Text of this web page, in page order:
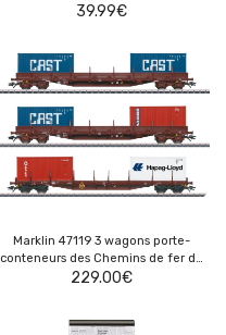
39.99€
Marklin 47119 3 wagons porte-
conteneurs des Chemins de fer de
l’Etat belge
229.00€